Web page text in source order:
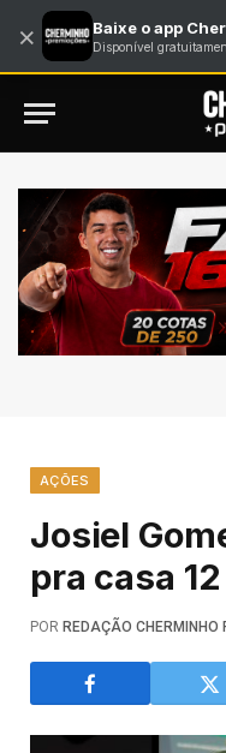
AÇÕES
Josiel
pra casa
POR REDAÇÃO CHERMINHO
× Baixe o app
Disponível